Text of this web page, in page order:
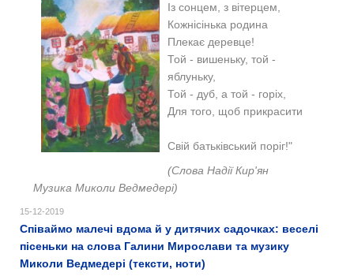
Із сонцем, з вітерцем,
Кожнісінька родина
Плекає деревце!
Той - вишеньку, той -
яблуньку,
Той - дуб, а той - горіх,
Для того, щоб прикрасити
Свій батьківський поріг!"
(Слова Надії Кир'ян
Музика Миколи Ведмедері)
15-12-2019
Співаймо малечі вдома й у дитячих садочках: веселі
пісеньки на слова Галини Мирослави та музику
Миколи Ведмедері (тексти, ноти)